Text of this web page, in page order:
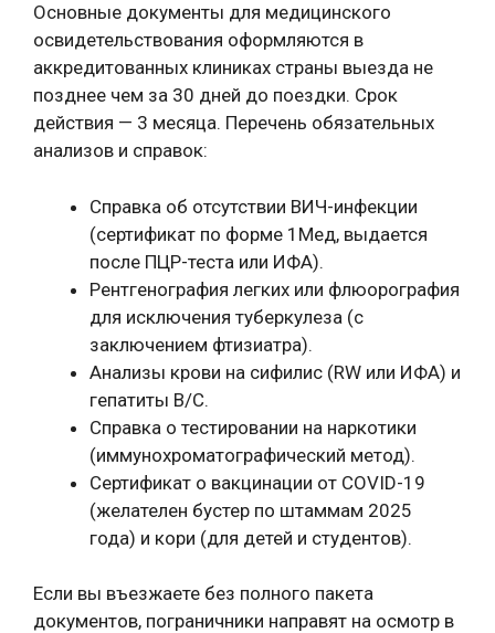
Основные документы для медицинского
освидетельствования оформляются в
аккредитованных клиниках страны выезда не
позднее чем за 30 дней до поездки. Срок
действия — 3 месяца. Перечень обязательных
анализов и справок:
Справка об отсутствии ВИЧ-инфекции
(сертификат по форме 1Мед, выдается
после ПЦР-теста или ИФА).
Рентгенография легких или флюорография
для исключения туберкулеза (с
заключением фтизиатра).
Анализы крови на сифилис (RW или ИФА) и
гепатиты B/C.
Справка о тестировании на наркотики
(иммунохроматографический метод).
Сертификат о вакцинации от COVID-19
(желателен бустер по штаммам 2025
года) и кори (для детей и студентов).
Если вы въезжаете без полного пакета
документов, пограничники направят на осмотр в